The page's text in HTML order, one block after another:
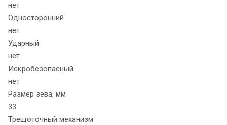
нет
Односторонний
нет
Ударный
нет
Искробезопасный
нет
Размер зева, мм
33
Трещоточный механизм